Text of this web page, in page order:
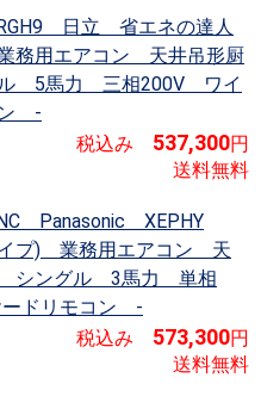
日立 省エネの達人
務用エアコン 天井吊形厨
5馬力 三相200V ワイ
ン -
税込み 537,300円
送料無料
Panasonic XEPHY
プ) 業務用エアコン 天
シングル 3馬力 単相
ドリモコン -
税込み 573,300円
送料無料